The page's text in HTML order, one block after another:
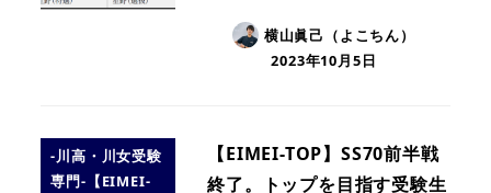
横山眞己（よこちん）
2023年10月5日
-川高・川女受験
専門-【EIMEI-
【EIMEI-TOP】SS70前半戦
終了。トップを目指す受験生